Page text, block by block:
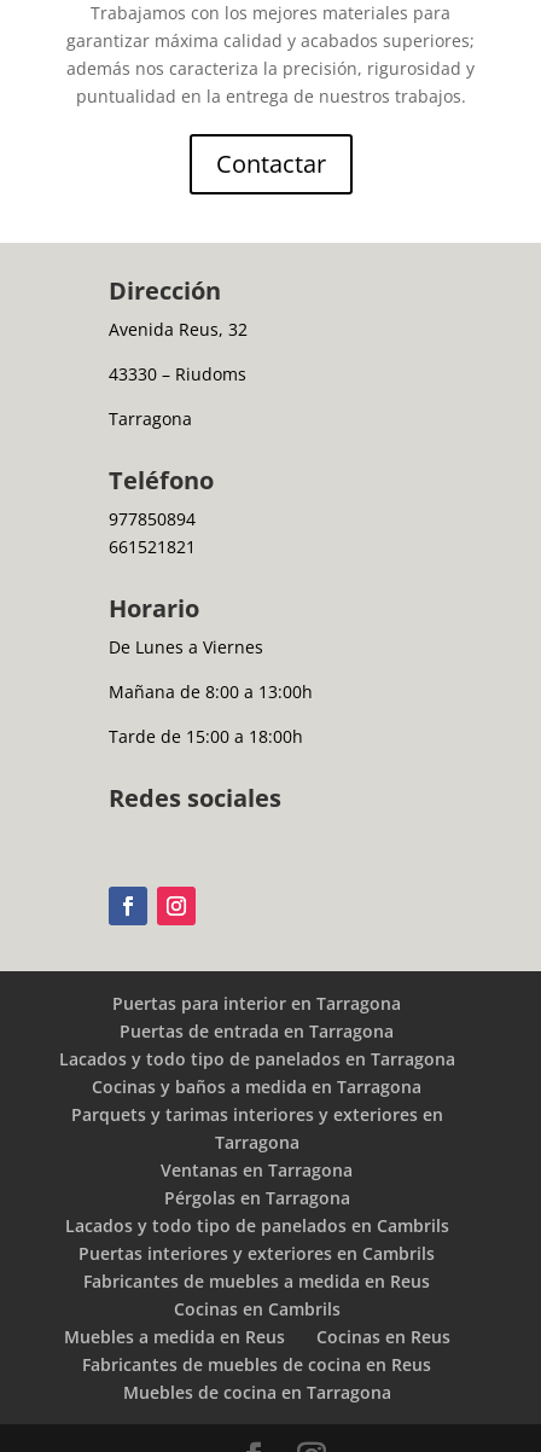
Trabajamos con los mejores materiales para
garantizar máxima calidad y acabados superiores;
además nos caracteriza la precisión, rigurosidad y
puntualidad en la entrega de nuestros trabajos.
Contactar
Dirección
Avenida Reus, 32
43330 – Riudoms
Tarragona
Teléfono
977850894
661521821
Horario
De Lunes a Viernes
Mañana de 8:00 a 13:00h
Tarde de 15:00 a 18:00h
Redes sociales
Puertas para interior en Tarragona
Puertas de entrada en Tarragona
Lacados y todo tipo de panelados en Tarragona
Cocinas y baños a medida en Tarragona
Parquets y tarimas interiores y exteriores en
Tarragona
Ventanas en Tarragona
Pérgolas en Tarragona
Lacados y todo tipo de panelados en Cambrils
Puertas interiores y exteriores en Cambrils
Fabricantes de muebles a medida en Reus
Cocinas en Cambrils
Muebles a medida en Reus
Cocinas en Reus
Fabricantes de muebles de cocina en Reus
Muebles de cocina en Tarragona